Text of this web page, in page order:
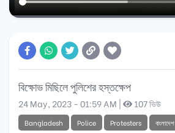
বিক্ষোভ মিছিলে পুলিশের হস্তক্ষেপ
24 May, 2023 - 01:59 AM | 107 ভিউ
Bangladesh Police Protesters বাংলাদেশ